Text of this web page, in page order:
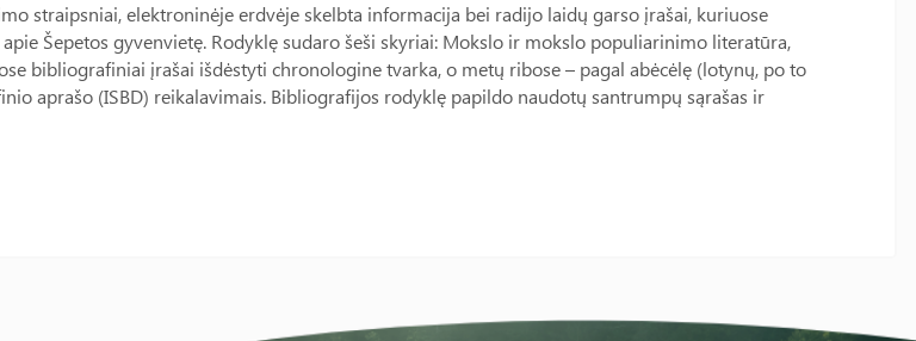
straipsniai, elektroninėje erdvėje skelbta informacija bei radijo laidų garso įrašai, kuriuose
Šepetos gyvenvietę. Rodyklę sudaro šeši skyriai: Mokslo ir mokslo populiarinimo literatūra,
bibliografiniai įrašai išdėstyti chronologine tvarka, o metų ribose – pagal abėcėlę (lotynų, po to
aprašo (ISBD) reikalavimais. Bibliografijos rodyklę papildo naudotų santrumpų sąrašas ir